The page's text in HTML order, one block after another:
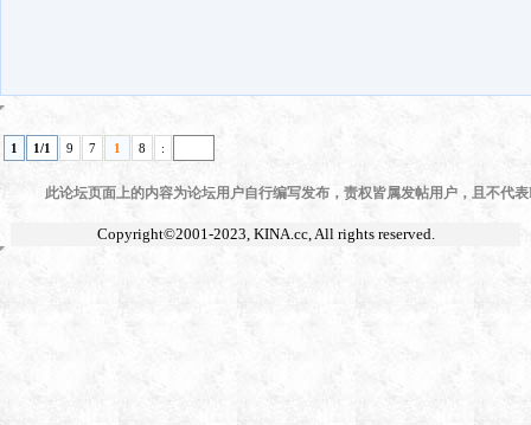
1 1/1 9 7 1 8 :
此论坛页面上的内容为论坛用户自行编写发布，责权皆属发帖用户，且不代
Copyright©2001-2023, KINA.cc, All rights reserved.